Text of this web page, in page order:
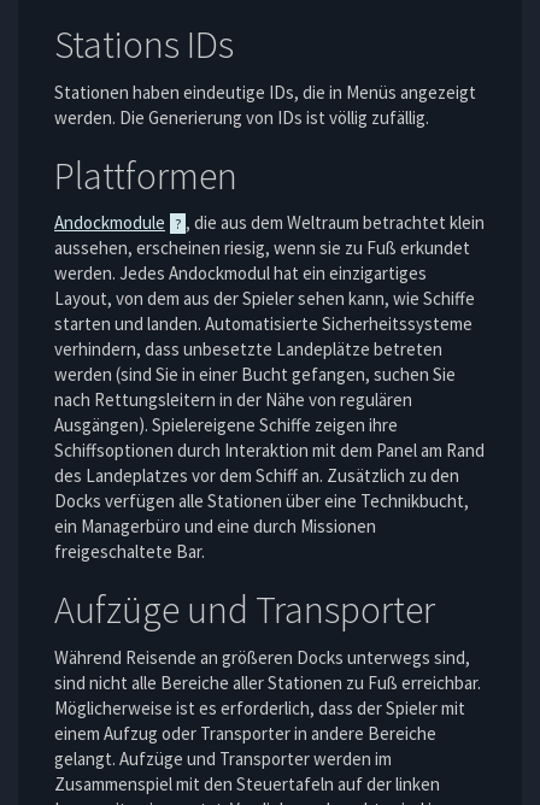
Stations IDs
Stationen haben eindeutige IDs, die in Menüs angezeigt
werden. Die Generierung von IDs ist völlig zufällig.
Plattformen
Andockmodule
, die aus dem Weltraum betrachtet klein
aussehen, erscheinen riesig, wenn sie zu Fuß erkundet
werden. Jedes Andockmodul hat ein einzigartiges
Layout, von dem aus der Spieler sehen kann, wie Schiffe
starten und landen. Automatisierte Sicherheitssysteme
verhindern, dass unbesetzte Landeplätze betreten
werden (sind Sie in einer Bucht gefangen, suchen Sie
nach Rettungsleitern in der Nähe von regulären
Ausgängen). Spielereigene Schiffe zeigen ihre
Schiffsoptionen durch Interaktion mit dem Panel am Rand
des Landeplatzes vor dem Schiff an. Zusätzlich zu den
Docks verfügen alle Stationen über eine Technikbucht,
ein Managerbüro und eine durch Missionen
freigeschaltete Bar.
Aufzüge und Transporter
Während Reisende an größeren Docks unterwegs sind,
sind nicht alle Bereiche aller Stationen zu Fuß erreichbar.
Möglicherweise ist es erforderlich, dass der Spieler mit
einem Aufzug oder Transporter in andere Bereiche
gelangt. Aufzüge und Transporter werden im
Zusammenspiel mit den Steuertafeln auf der linken